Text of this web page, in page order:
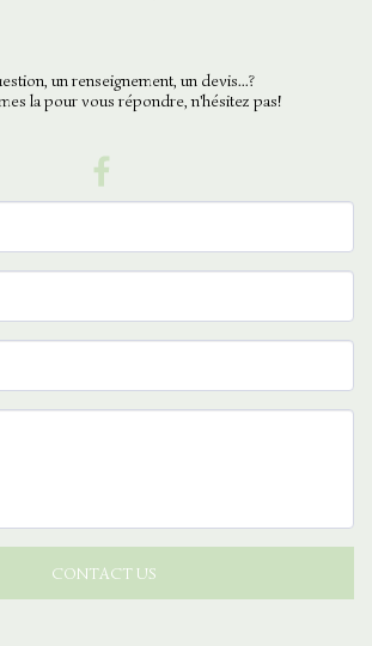
un renseignement, un devis...?
la pour vous répondre, n'hésitez pas!
CONTACT US